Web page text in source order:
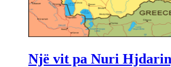
Një vit pa Nuri